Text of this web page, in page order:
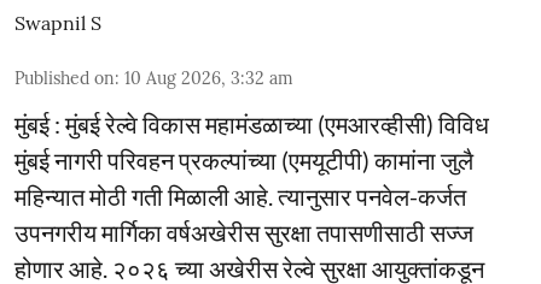
Swapnil S
Published on: 10 Aug 2026, 3:32 am
मुंबई : मुंबई रेल्वे विकास महामंडळाच्या (एमआरव्हीसी) विविध
मुंबई नागरी परिवहन प्रकल्पांच्या (एमयूटीपी) कामांना जुलै
महिन्यात मोठी गती मिळाली आहे. त्यानुसार पनवेल-कर्जत
उपनगरीय मार्गिका वर्षअखेरीस सुरक्षा तपासणीसाठी सज्ज
होणार आहे. २०२६ च्या अखेरीस रेल्वे सुरक्षा आयुक्तांकडून